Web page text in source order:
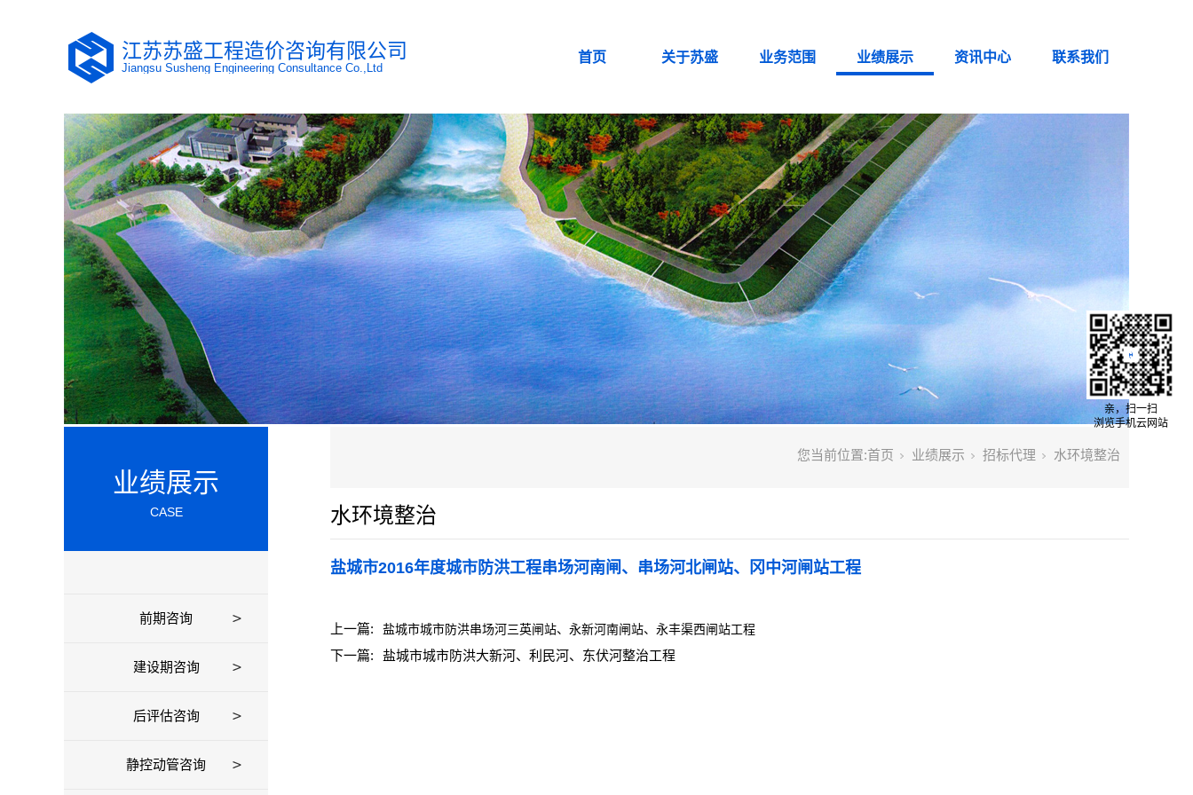
江苏苏盛工程造价咨询有限公司
Jiangsu Susheng Engineering Consultance Co.,Ltd
首页 关于苏盛 业务范围 业绩展示 资讯中心 联系我们
业绩展示
CASE
前期咨询
建设期咨询
后评估咨询
静控动管咨询
您当前位置:首页 业绩展示 招标代理 水环境整治
水环境整治
盐城市2016年度城市防洪工程串场河南闸、串场河北闸站、冈中河闸站工程
上一篇: 盐城市城市防洪串场河三英闸站、永新河南闸站、永丰渠西闸站工程
下一篇: 盐城市城市防洪大新河、利民河、东伏河整治工程
亲，扫一扫
浏览手机云网站